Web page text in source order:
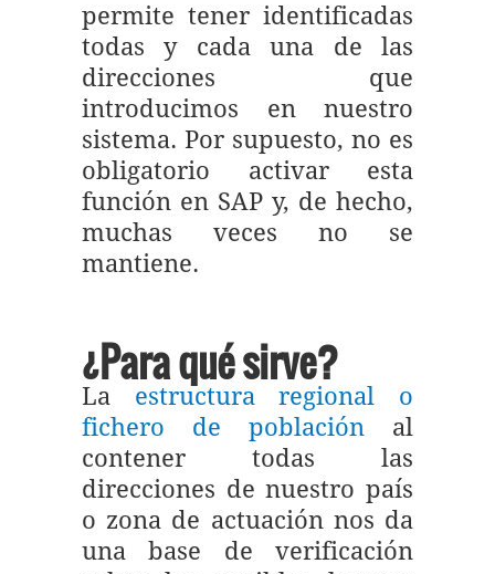
permite tener identificadas
todas y cada una de las
direcciones que
introducimos en nuestro
sistema. Por supuesto, no es
obligatorio activar esta
función en SAP y, de hecho,
muchas veces no se
mantiene.
¿Para qué sirve?
La estructura regional o
fichero de población al
contener todas las
direcciones de nuestro país
o zona de actuación nos da
una base de verificación